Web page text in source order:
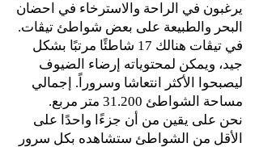
يرغبون في الراحة والاسترخاء في احضان
البحر والطبيعة على بعض شواطئ تيڤات.
في تيڤات هنالك 17 شاطئًا مرتبًا بشكل
جيد، ويمكن لمحتوياته إرضاء الضيوف
ليصبحوا الأكثر انتعاشا وسروراً. إجمالي
مساحة الشواطئ 31.200 متر مربع.
نحن على يقين من أن جزءًا واحدًا على
الأقل من الشواطئ ستشاهده بكل سرور